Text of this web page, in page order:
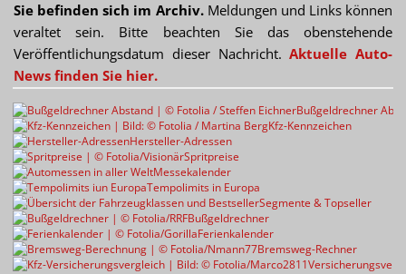
Sie befinden sich im Archiv.Meldungen und Links können
veraltet sein. Bitte beachten Sie das obenstehende
Veröffentlichungsdatum dieser Nachricht.Aktuelle Auto-
News finden Sie hier.
Bußgeldrechner
Kfz-Kennzeichen
Hersteller-Adressen
Spritpreise
Messekalender
Tempolimits in Europa
Segmente & Topseller
Bußgeldrechner
Ferienkalender
Bremsweg-Rechner